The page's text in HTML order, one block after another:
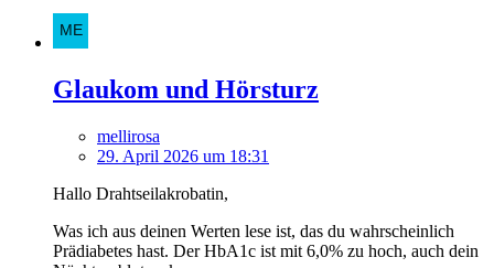
Glaukom und Hörsturz
mellirosa
29. April 2026 um 18:31
Hallo Drahtseilakrobatin,
Was ich aus deinen Werten lese ist, das du wahrscheinlich
Prädiabetes hast. Der HbA1c ist mit 6,0% zu hoch, auch dein